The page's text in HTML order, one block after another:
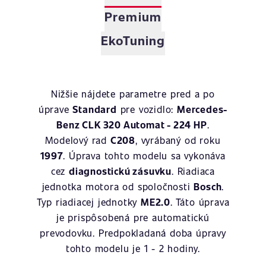
Premium
EkoTuning
Nižšie nájdete parametre pred a po
úpraveStandard pre vozidlo: Mercedes-
Benz CLK 320 Automat - 224 HP.
Modelový rad C208, vyrábaný od roku
1997. Úprava tohto modelu sa vykonáva
cezdiagnostickú zásuvku. Riadiaca
jednotka motora od spoločnostiBosch.
Typ riadiacej jednotky ME2.0. Táto úprava
je prispôsobená pre automatickú
prevodovku. Predpokladaná doba úpravy
tohto modelu je 1 - 2 hodiny.